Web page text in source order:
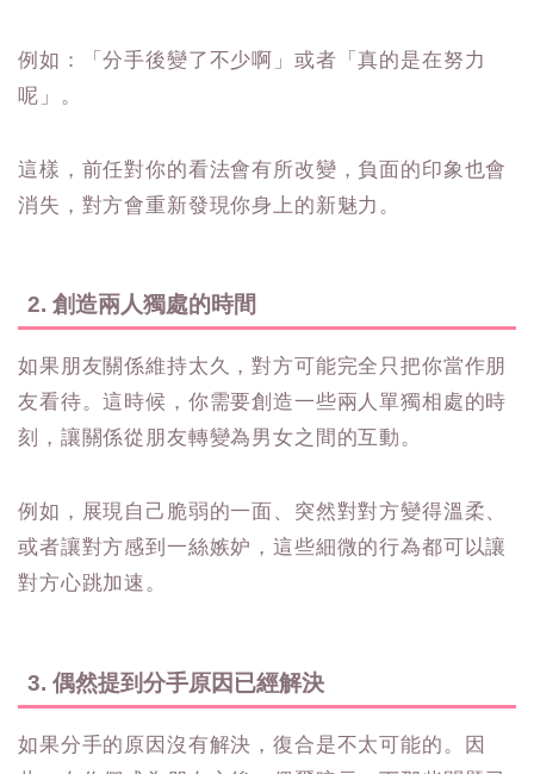
例如：「分手後變了不少啊」或者「真的是在努力
呢」。
這樣，前任對你的看法會有所改變，負面的印象也會
消失，對方會重新發現你身上的新魅力。
2. 創造兩人獨處的時間
如果朋友關係維持太久，對方可能完全只把你當作朋
友看待。這時候，你需要創造一些兩人單獨相處的時
刻，讓關係從朋友轉變為男女之間的互動。
例如，展現自己脆弱的一面、突然對對方變得溫柔、
或者讓對方感到一絲嫉妒，這些細微的行為都可以讓
對方心跳加速。
3. 偶然提到分手原因已經解決
如果分手的原因沒有解決，復合是不太可能的。因